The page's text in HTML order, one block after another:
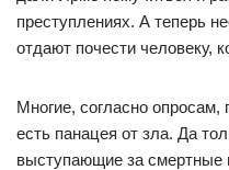
преступлениях. А теперь
отдают почести человеку,
Многие, согласно опросам,
есть панацея от зла. Да
выступающие за смертные